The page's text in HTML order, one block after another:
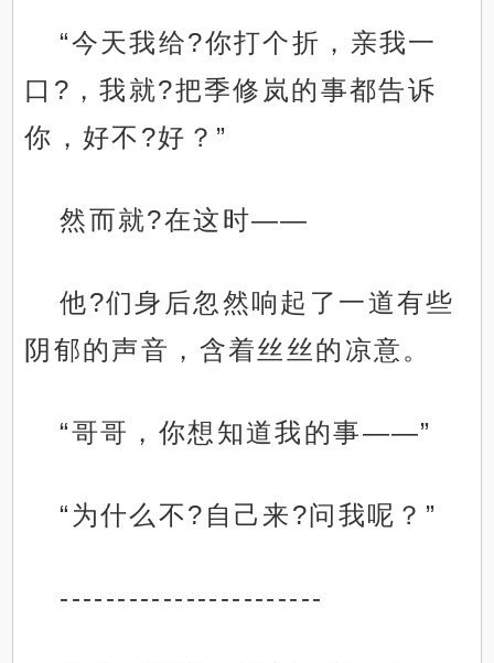
“今天我给?你打个折，亲我一
口?，我就?把季修岚的事都告诉
你，好不?好？”
然而就?在这时——
他?们身后忽然响起了一道有些
阴郁的声音，含着丝丝的凉意。
“哥哥，你想知道我的事——”
“为什么不?自己来?问我呢？”
-----------------------